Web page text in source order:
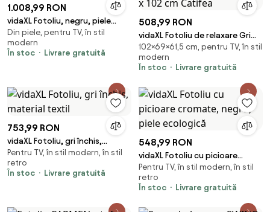
1.008,99 RON
vidaXL Fotoliu, negru, piele
naturală
Din piele, pentru TV, în stil
modern
În stoc
Livrare gratuită
508,99 RON
vidaXL Fotoliu de relaxare Gri
închis 69 x 61.5 x 102 cm Catifea
102×69×61,5 cm, pentru TV, în stil
modern
În stoc
Livrare gratuită
753,99 RON
vidaXL Fotoliu, gri închis,
material textil
Pentru TV, în stil modern, în stil
retro
În stoc
Livrare gratuită
548,99 RON
vidaXL Fotoliu cu picioare
cromate, negru, piele
ecologică
Pentru TV, în stil modern, în stil
retro
În stoc
Livrare gratuită